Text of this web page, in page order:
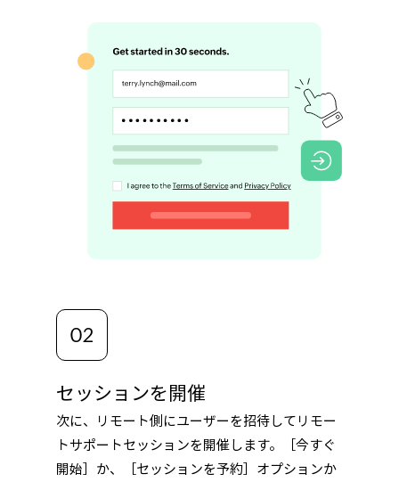
セッションを開催
次に、リモート側にユーザーを招待してリモー
トサポートセッションを開催します。［今すぐ
開始］か、［セッションを予約］オプションか